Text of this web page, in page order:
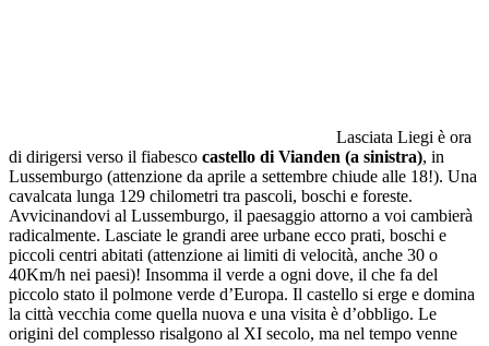
Lasciata Liegi è ora
di dirigersi verso il fiabesco castello di Vianden (a sinistra), in
Lussemburgo (attenzione da aprile a settembre chiude alle 18!). Una
cavalcata lunga 129 chilometri tra pascoli, boschi e foreste.
Avvicinandovi al Lussemburgo, il paesaggio attorno a voi cambierà
radicalmente. Lasciate le grandi aree urbane ecco prati, boschi e
piccoli centri abitati (attenzione ai limiti di velocità, anche 30 o
40Km/h nei paesi)! Insomma il verde a ogni dove, il che fa del
piccolo stato il polmone verde d’Europa. Il castello si erge e domina
la città vecchia come quella nuova e una visita è d’obbligo. Le
origini del complesso risalgono al XI secolo, ma nel tempo venne